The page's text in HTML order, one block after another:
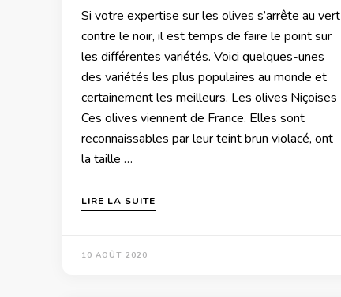
Si votre expertise sur les olives s’arrête au vert
contre le noir, il est temps de faire le point sur
les différentes variétés. Voici quelques-unes
des variétés les plus populaires au monde et
certainement les meilleurs. Les olives Niçoises
Ces olives viennent de France. Elles sont
reconnaissables par leur teint brun violacé, ont
la taille …
LIRE LA SUITE
10 AOÛT 2020